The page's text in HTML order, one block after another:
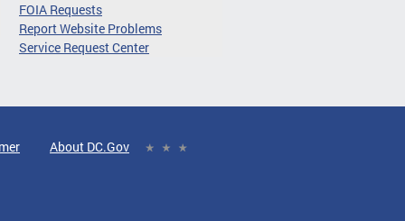
FOIA Requests
Report Website Problems
Service Request Center
About DC.Gov